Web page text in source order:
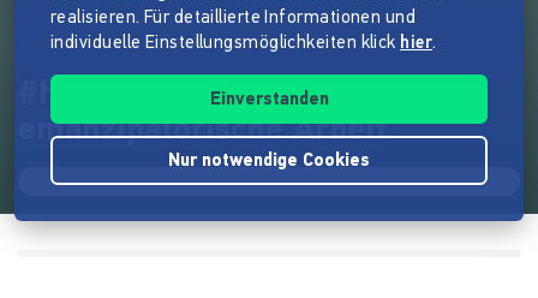
#hikefor - unabhängige
emanzipatorische Arbeit
realisieren. Für detaillierte Informationen und
individuelle Einstellungsmöglichkeiten klick hier.
Einverstanden
Nur notwendige Cookies